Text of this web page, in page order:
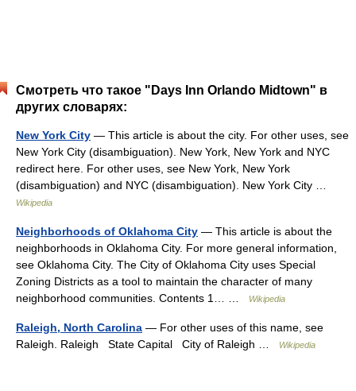
Смотреть что такое "Days Inn Orlando Midtown" в
других словарях:
New York City — This article is about the city. For other uses, see
New York City (disambiguation). New York, New York and NYC
redirect here. For other uses, see New York, New York
(disambiguation) and NYC (disambiguation). New York City …
Wikipedia
Neighborhoods of Oklahoma City — This article is about the
neighborhoods in Oklahoma City. For more general information,
see Oklahoma City. The City of Oklahoma City uses Special
Zoning Districts as a tool to maintain the character of many
neighborhood communities. Contents 1… …
Wikipedia
Raleigh, North Carolina — For other uses of this name, see
Raleigh. Raleigh State Capital City of Raleigh …
Wikipedia